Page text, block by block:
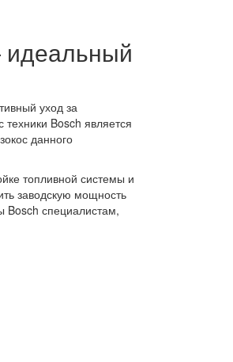
уход за
Bosch является
данного
топливной системы и
заводскую мощность
Bosch специалистам,